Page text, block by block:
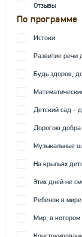
Отзывы
По программе
Истоки
Развитие речи
Будь здоров,
Детский сад -
Дорогою добра
Музыкальные
На крыльях
Этих дней не
Ребенок в
Мир, в